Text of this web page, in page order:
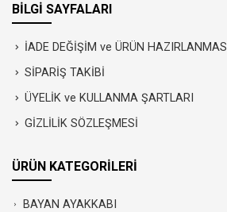
BİLGİ SAYFALARI
İADE DEĞİŞİM ve ÜRÜN HAZIRLANMASI
SİPARİŞ TAKİBİ
ÜYELİK ve KULLANMA ŞARTLARI
GİZLİLİK SÖZLEŞMESİ
ÜRÜN KATEGORİLERİ
BAYAN AYAKKABI